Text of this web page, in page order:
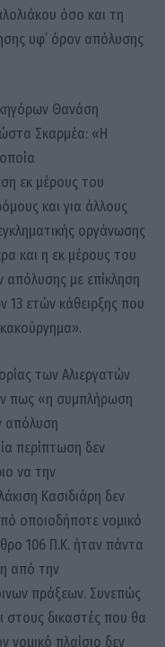
όσο και τη
υφ’ όρον απόλυσης
Θανάση
Σκαρμέα: «Η
εκ μέρους του
και για άλλους
οργάνωσης
και η εκ μέρους του
απόλυσης με επίκληση
ετών κάθειρξης που
των Αλιεργατών
πως «η συμπλήρωση
απόλυση
περίπτωση δεν
να την
Κασιδιάρη δεν
οποιοδήποτε νομικό
106 Π.Κ. ήταν πάντα
από την
πράξεων. Συνεπώς
στους δικαστές που θα
πλαίσιο δεν